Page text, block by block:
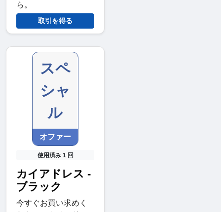
ら。
取引を得る
スペ
シャ
ル
オファー
使用済み 1 回
カイアドレス -
ブラック
今すぐお買い求めく